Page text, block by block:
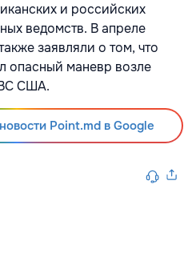
и российских
ведомств. В апреле
заявляли о том, что
опасный маневр возле
США.
Point.md в Google